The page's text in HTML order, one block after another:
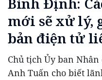
mới sẽ xử lý,
bản điện tử
Chủ tịch Ủy ban
Anh Tuấn cho biết